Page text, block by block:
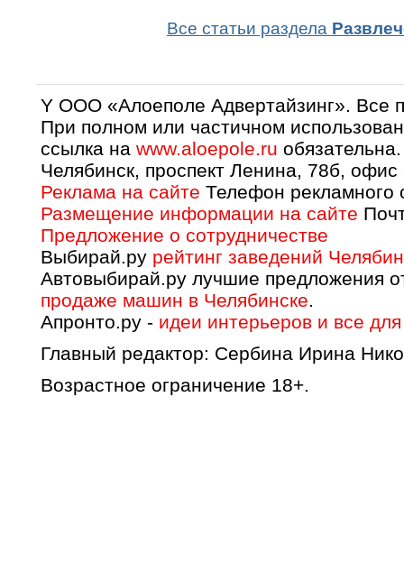
Все статьи раздела
Y OOO «Алоеполе Адвертайзинг».
При полном или частичном
ссылка на www.aloepole.ru обязательна.
Челябинск, проспект Ленина, 78б, офис
Реклама на сайте Телефон рекламного
Размещение информации на сайте
Предложение о сотрудничестве
Выбирай.ру рейтинг заведений
Автовыбирай.ру лучшие предложения
продаже машин в Челябинске.
Апронто.ру - идеи интерьеров и все
Главный редактор: Сербина Ирина
Возрастное ограничение 18+.